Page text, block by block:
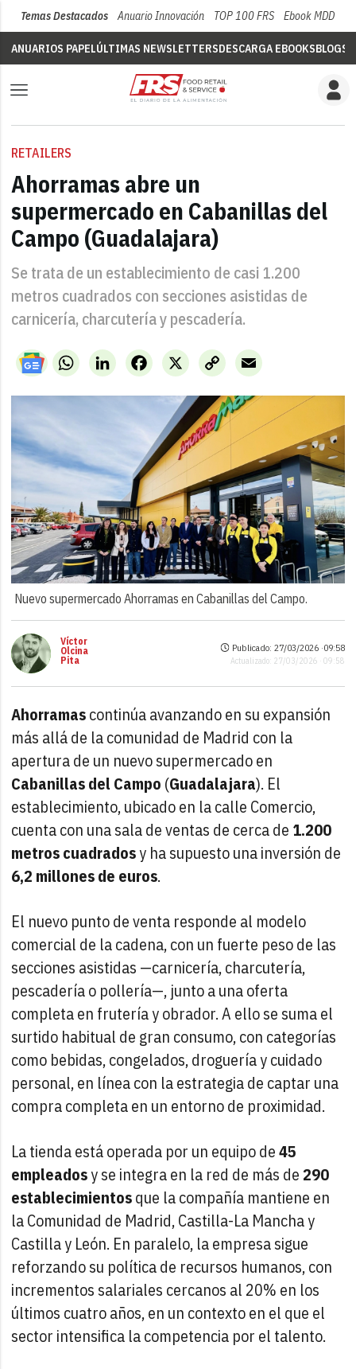
Temas Destacados Anuario Innovación TOP 100 FRS Ebook MDD
ANUARIOS PAPELÚLTIMAS NEWSLETTERSDESCARGA EBOOKSBLOGS
RETAILERS
Ahorramas abre un
supermercado en Cabanillas del
Campo (Guadalajara)
Se trata de un establecimiento de casi 1.200
metros cuadrados con secciones asistidas de
carnicería, charcutería y pescadería.
WhatsAppLinkedIn X
Facebook
Copy
Link
Email
Nuevo supermercado Ahorramas en Cabanillas del Campo.
Víctor
Olcina
Pita
Publicado: 27/03/2026 ·09:58
Actualizado: 27/03/2026 · 09:58
Ahorramascontinúa avanzando en su expansión
más allá de la comunidad de Madrid con la
apertura de un nuevo supermercado en
Cabanillas del Campo (Guadalajara). El
establecimiento, ubicado en la calle Comercio,
cuenta con una sala de ventas de cerca de 1.200
metros cuadradosy ha supuesto una inversión de
6,2 millones de euros.
El nuevo punto de venta responde al modelo
comercial de la cadena, con un fuerte peso de las
secciones asistidas —carnicería, charcutería,
pescadería o pollería—, junto a una oferta
completa en frutería y obrador. A ello se suma el
surtido habitual de gran consumo, con categorías
como bebidas, congelados, droguería y cuidado
personal, en línea con la estrategia de captar una
compra completa en un entorno de proximidad.
La tienda está operada por un equipo de45
empleadosy se integra en la red de más de290
establecimientosque la compañía mantiene en
la Comunidad de Madrid, Castilla-La Mancha y
Castilla y León. En paralelo, la empresa sigue
reforzando su política de recursos humanos, con
incrementos salariales cercanos al 20% en los
últimos cuatro años, en un contexto en el que el
sector intensifica la competencia por el talento.